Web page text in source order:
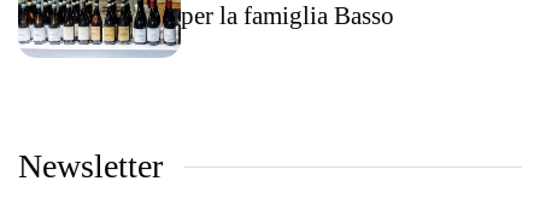
per la famiglia Basso
Newsletter